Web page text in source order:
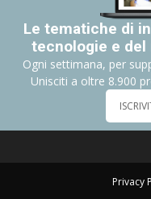
Le tematiche di
tecnologie e del
Ogni settimana, per
Unisciti a oltre 8.900
Privacy